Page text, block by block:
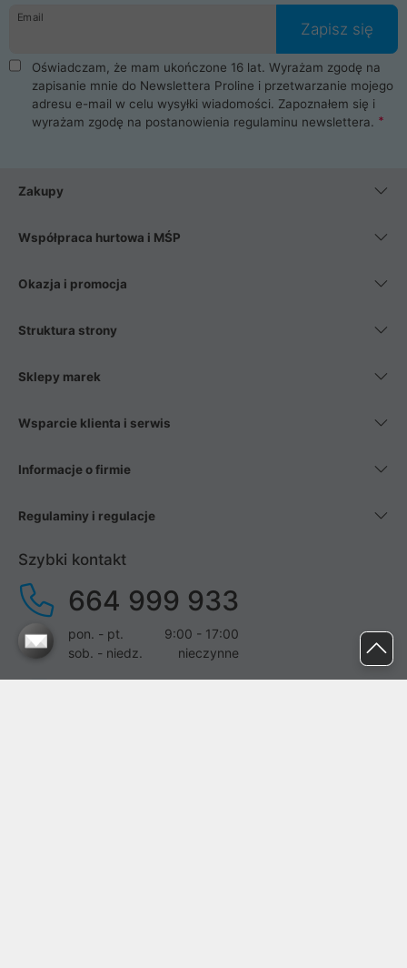
Email
Zapisz się
Oświadczam, że mam ukończone 16 lat. Wyrażam zgodę na
zapisanie mnie do Newslettera Proline i przetwarzanie mojego
adresu e-mail w celu wysyłki wiadomości. Zapoznałem się i
wyrażam zgodę na postanowienia regulaminu newslettera.
Zakupy
Współpraca hurtowa i MŚP
Okazja i promocja
Struktura strony
Sklepy marek
Wsparcie klienta i serwis
Informacje o firmie
Regulaminy i regulacje
Szybki kontakt
664 999 933
pon. - pt.
9:00 - 17:00
sob. - niedz.
nieczynne